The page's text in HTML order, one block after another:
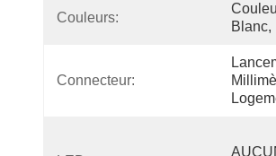
Couleurs:
Blanc,
Connecteur: